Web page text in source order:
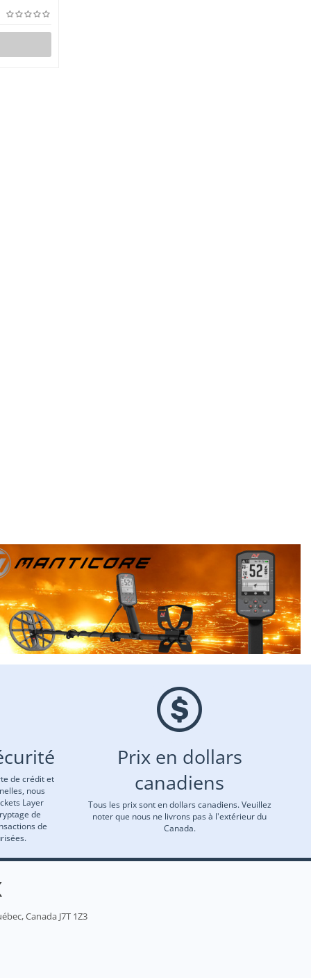
de crédit et
nous
Layer
de
de
Prix en dollars
canadiens
Tous les prix sont en dollars canadiens. Veuillez
noter que nous ne livrons pas à l'extérieur du
Canada.
Canada J7T 1Z3